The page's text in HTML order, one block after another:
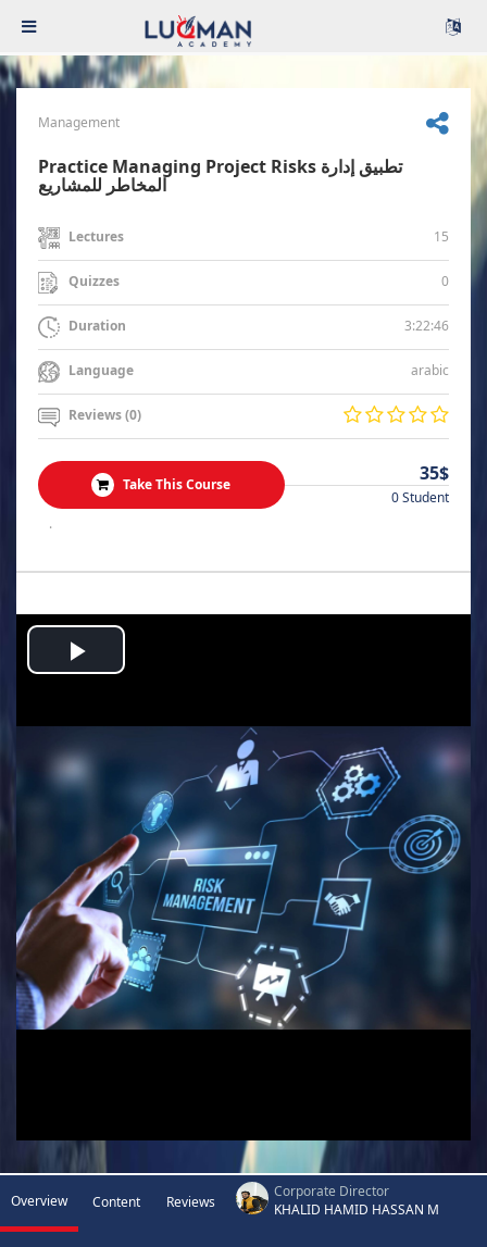
Management
Practice Managing Project Risks تطبيق إدارة
المخاطر للمشاريع
Lectures 15
Quizzes 0
Duration 3:22:46
Language arabic
Reviews (0)
Take This Course 35$
0 Student
.
Play
Video
Overview Content Reviews
Corporate Director
KHALID HAMID HASSAN M